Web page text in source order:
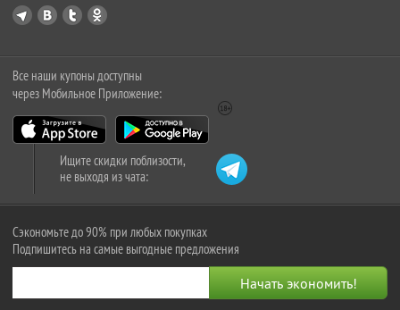
Все наши купоны доступны
через Мобильное Приложение:
Ищите скидки поблизости,
не выходя из чата:
Сэкономьте до 90% при любых покупках
Подпишитесь на самые выгодные предложения